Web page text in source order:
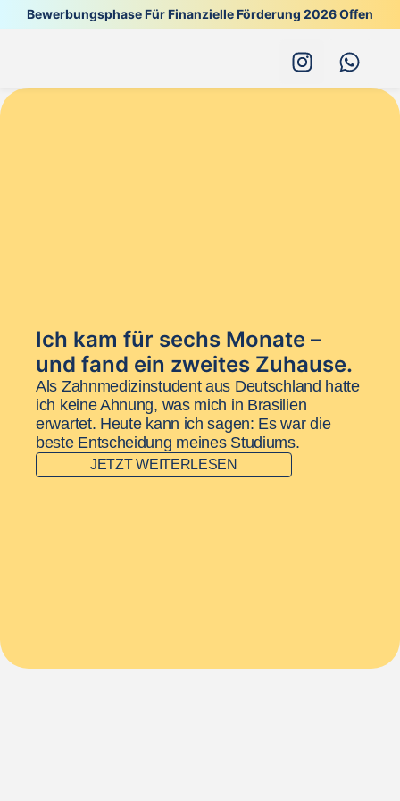
Bewerbungsphase Für Finanzielle Förderung 2026 Offen
Ich kam für sechs Monate –
und fand ein zweites Zuhause.
Als Zahnmedizinstudent aus Deutschland hatte
ich keine Ahnung, was mich in Brasilien
erwartet. Heute kann ich sagen: Es war die
beste Entscheidung meines Studiums.
JETZT WEITERLESEN